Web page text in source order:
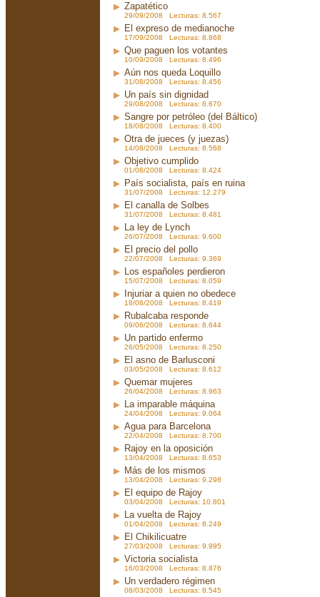
Zapatético
29/09/2008 Lecturas: 8.567
El expreso de medianoche
17/09/2008 Lecturas: 8.868
Que paguen los votantes
10/09/2008 Lecturas: 8.496
Aún nos queda Loquillo
31/08/2008 Lecturas: 8.456
Un país sin dignidad
29/08/2008 Lecturas: 8.670
Sangre por petróleo (del Báltico)
18/08/2008 Lecturas: 8.400
Otra de jueces (y juezas)
14/08/2008 Lecturas: 8.568
Objetivo cumplido
01/08/2008 Lecturas: 8.424
País socialista, país en ruina
31/07/2008 Lecturas: 12.279
El canalla de Solbes
31/07/2008 Lecturas: 8.481
La ley de Lynch
26/07/2008 Lecturas: 9.600
El precio del pollo
22/07/2008 Lecturas: 9.369
Los españoles perdieron
15/07/2008 Lecturas: 8.059
Injuriar a quien no obedece
18/06/2008 Lecturas: 8.419
Rubalcaba responde
09/06/2008 Lecturas: 8.644
Un partido enfermo
26/05/2008 Lecturas: 8.250
El asno de Barlusconi
03/05/2008 Lecturas: 8.612
Quemar mujeres
26/04/2008 Lecturas: 8.963
La imparable máquina
24/04/2008 Lecturas: 9.064
Agua para Barcelona
22/04/2008 Lecturas: 8.700
Rajoy en la oposición
13/04/2008 Lecturas: 8.653
Más de los mismos
13/04/2008 Lecturas: 9.298
El equipo de Rajoy
03/04/2008 Lecturas: 10.801
La vuelta de Rajoy
01/04/2008 Lecturas: 8.249
El Chikilicuatre
27/03/2008 Lecturas: 9.995
Victoria socialista
16/03/2008 Lecturas: 8.876
Un verdadero régimen
08/03/2008 Lecturas: 8.545